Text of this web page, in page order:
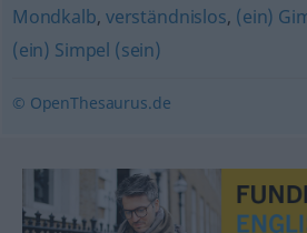
Mondkalb, verständnislos, (ein)
(ein) Simpel (sein)
© OpenThesaurus.de